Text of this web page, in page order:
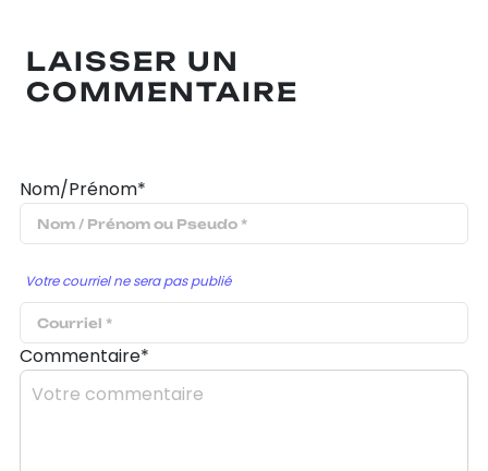
LAISSER UN
COMMENTAIRE
Nom/Prénom*
Votre courriel ne sera pas publié
Commentaire*